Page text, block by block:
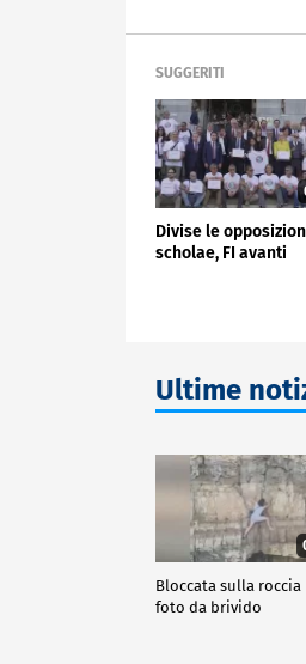
SUGGERITI
Divise le
scholae, FI avanti
Ultime
Bloccata sulla roccia
foto da brivido